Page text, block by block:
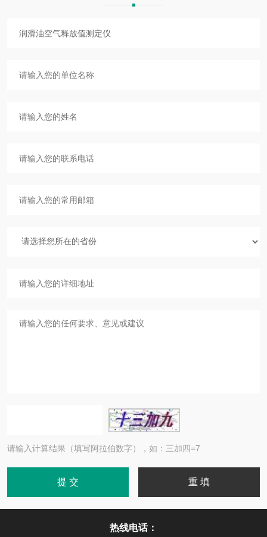
请输入计算结果（填写阿拉伯数字），如：三加四=7
热线电话：